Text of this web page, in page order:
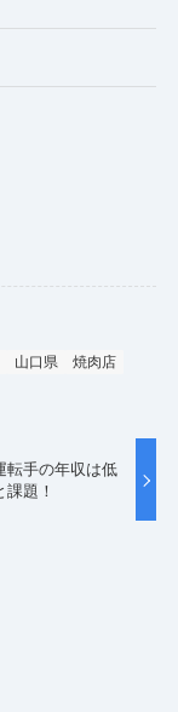
山口県
焼肉店
転手の年収は低
課題！